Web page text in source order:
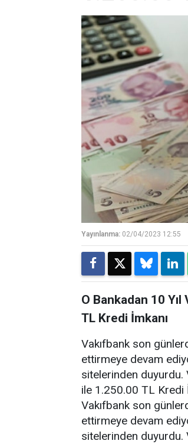
Yayınlanma: 02/04/2023 12:55
O Bankadan 10 Yıl
TL Kredi İmkanı
Vakıfbank son
ettirmeye devam
sitelerinden duyurdu.
ile 1.250.00 TL Kredi
Vakıfbank son
ettirmeye devam
sitelerinden duyurdu.